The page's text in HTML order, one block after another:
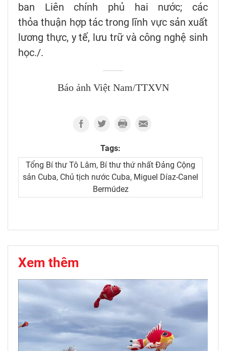
ban Liên chính phủ hai nước; các
thỏa thuận hợp tác trong lĩnh vực sản xuất
lương thực, y tế, lưu trữ và công nghệ sinh
học./.
Báo ảnh Việt Nam/TTXVN
Tags:
Tổng Bí thư Tô Lâm, Bí thư thứ nhất Đảng Cộng
sản Cuba, Chủ tịch nước Cuba, Miguel Díaz-Canel
Bermúdez
Xem thêm